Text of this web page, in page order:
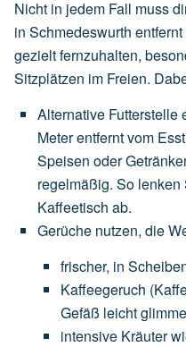
Nicht in jedem Fall muss
in Schmedeswurth
gezielt fernzuhalten,
Sitzplätzen im Freien.
Alternative Futterstelle
Meterentferntvom
Speisen oder
regelmäßig. So lenken
Kaffeetisch ab.
Gerüche nutzen, die
frischer, in
Kaffeegeruch
Gefäß leicht
intensive Kräuter